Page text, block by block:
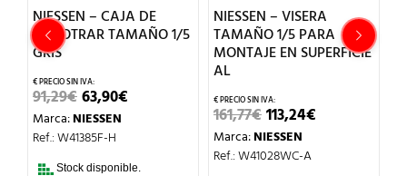
NIESSEN – CAJA DE
EMPOTRAR TAMAÑO 1/5
GRIS
91,29€EL
PRECIO
ORIGINAL
ERA:
63,90€
Marca:NIESSEN
Ref.: W41385F-H
Stock disponible.
NIESSEN – VISERA
TAMAÑO 1/5 PARA
MONTAJE EN SUPERFICIE
AL
161,77€EL
PRECIO
ORIGINAL
ERA:
113,24€
Marca:NIESSEN
Ref.: W41028WC-A